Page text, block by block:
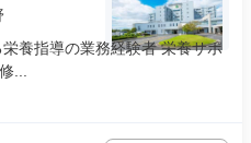
養指導の業務経験者 栄養サポ
...